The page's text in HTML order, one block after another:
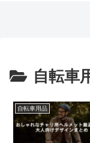
自転車
自転車用品